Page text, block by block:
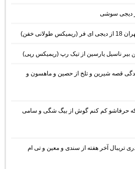
خفن)
بیر ناسیل یارسین از تیک رپ (ریمیکس رپی)
زندگی قصه شیرین و تلخ از حصین و ماهسون و
حرفاشو کم کنم گوش از بیگ شگی و سامی
تریبال آخر هفته از سندی و معین و تی ام